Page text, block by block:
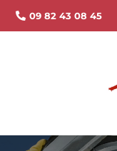
 09 82 43 08 45